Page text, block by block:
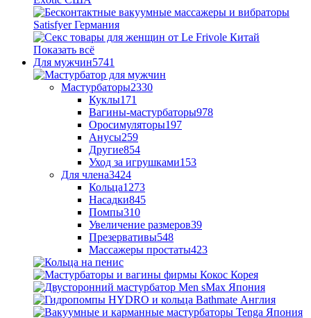
Показать всё
Для мужчин5741
Мастурбаторы2330
Куклы171
Вагины-мастурбаторы978
Оросимуляторы197
Анусы259
Другие854
Уход за игрушками153
Для члена3424
Кольца1273
Насадки845
Помпы310
Увеличение размеров39
Презервативы548
Массажеры простаты423